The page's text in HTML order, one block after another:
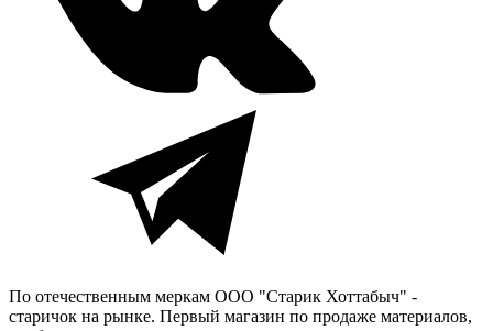
По отечественным меркам ООО "Старик Хоттабыч" -
старичок на рынке. Первый магазин по продаже материалов,